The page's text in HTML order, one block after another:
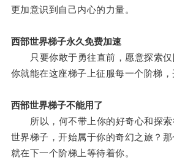
更加意识到自己内心的力量。
西部世界梯子永久免费加速
只要你敢于勇往直前，愿意探索仅
你就能在这座梯子上征服每一个阶梯，
西部世界梯子不能用了
所以，何不带上你的好奇心和探索
世界梯子，开始属于你的奇幻之旅？
就在下一个阶梯上等待着你。